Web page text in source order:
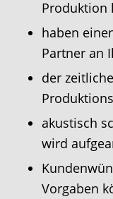
Produktion
haben
Partner an
der
akustisch
wird
Vorgaben